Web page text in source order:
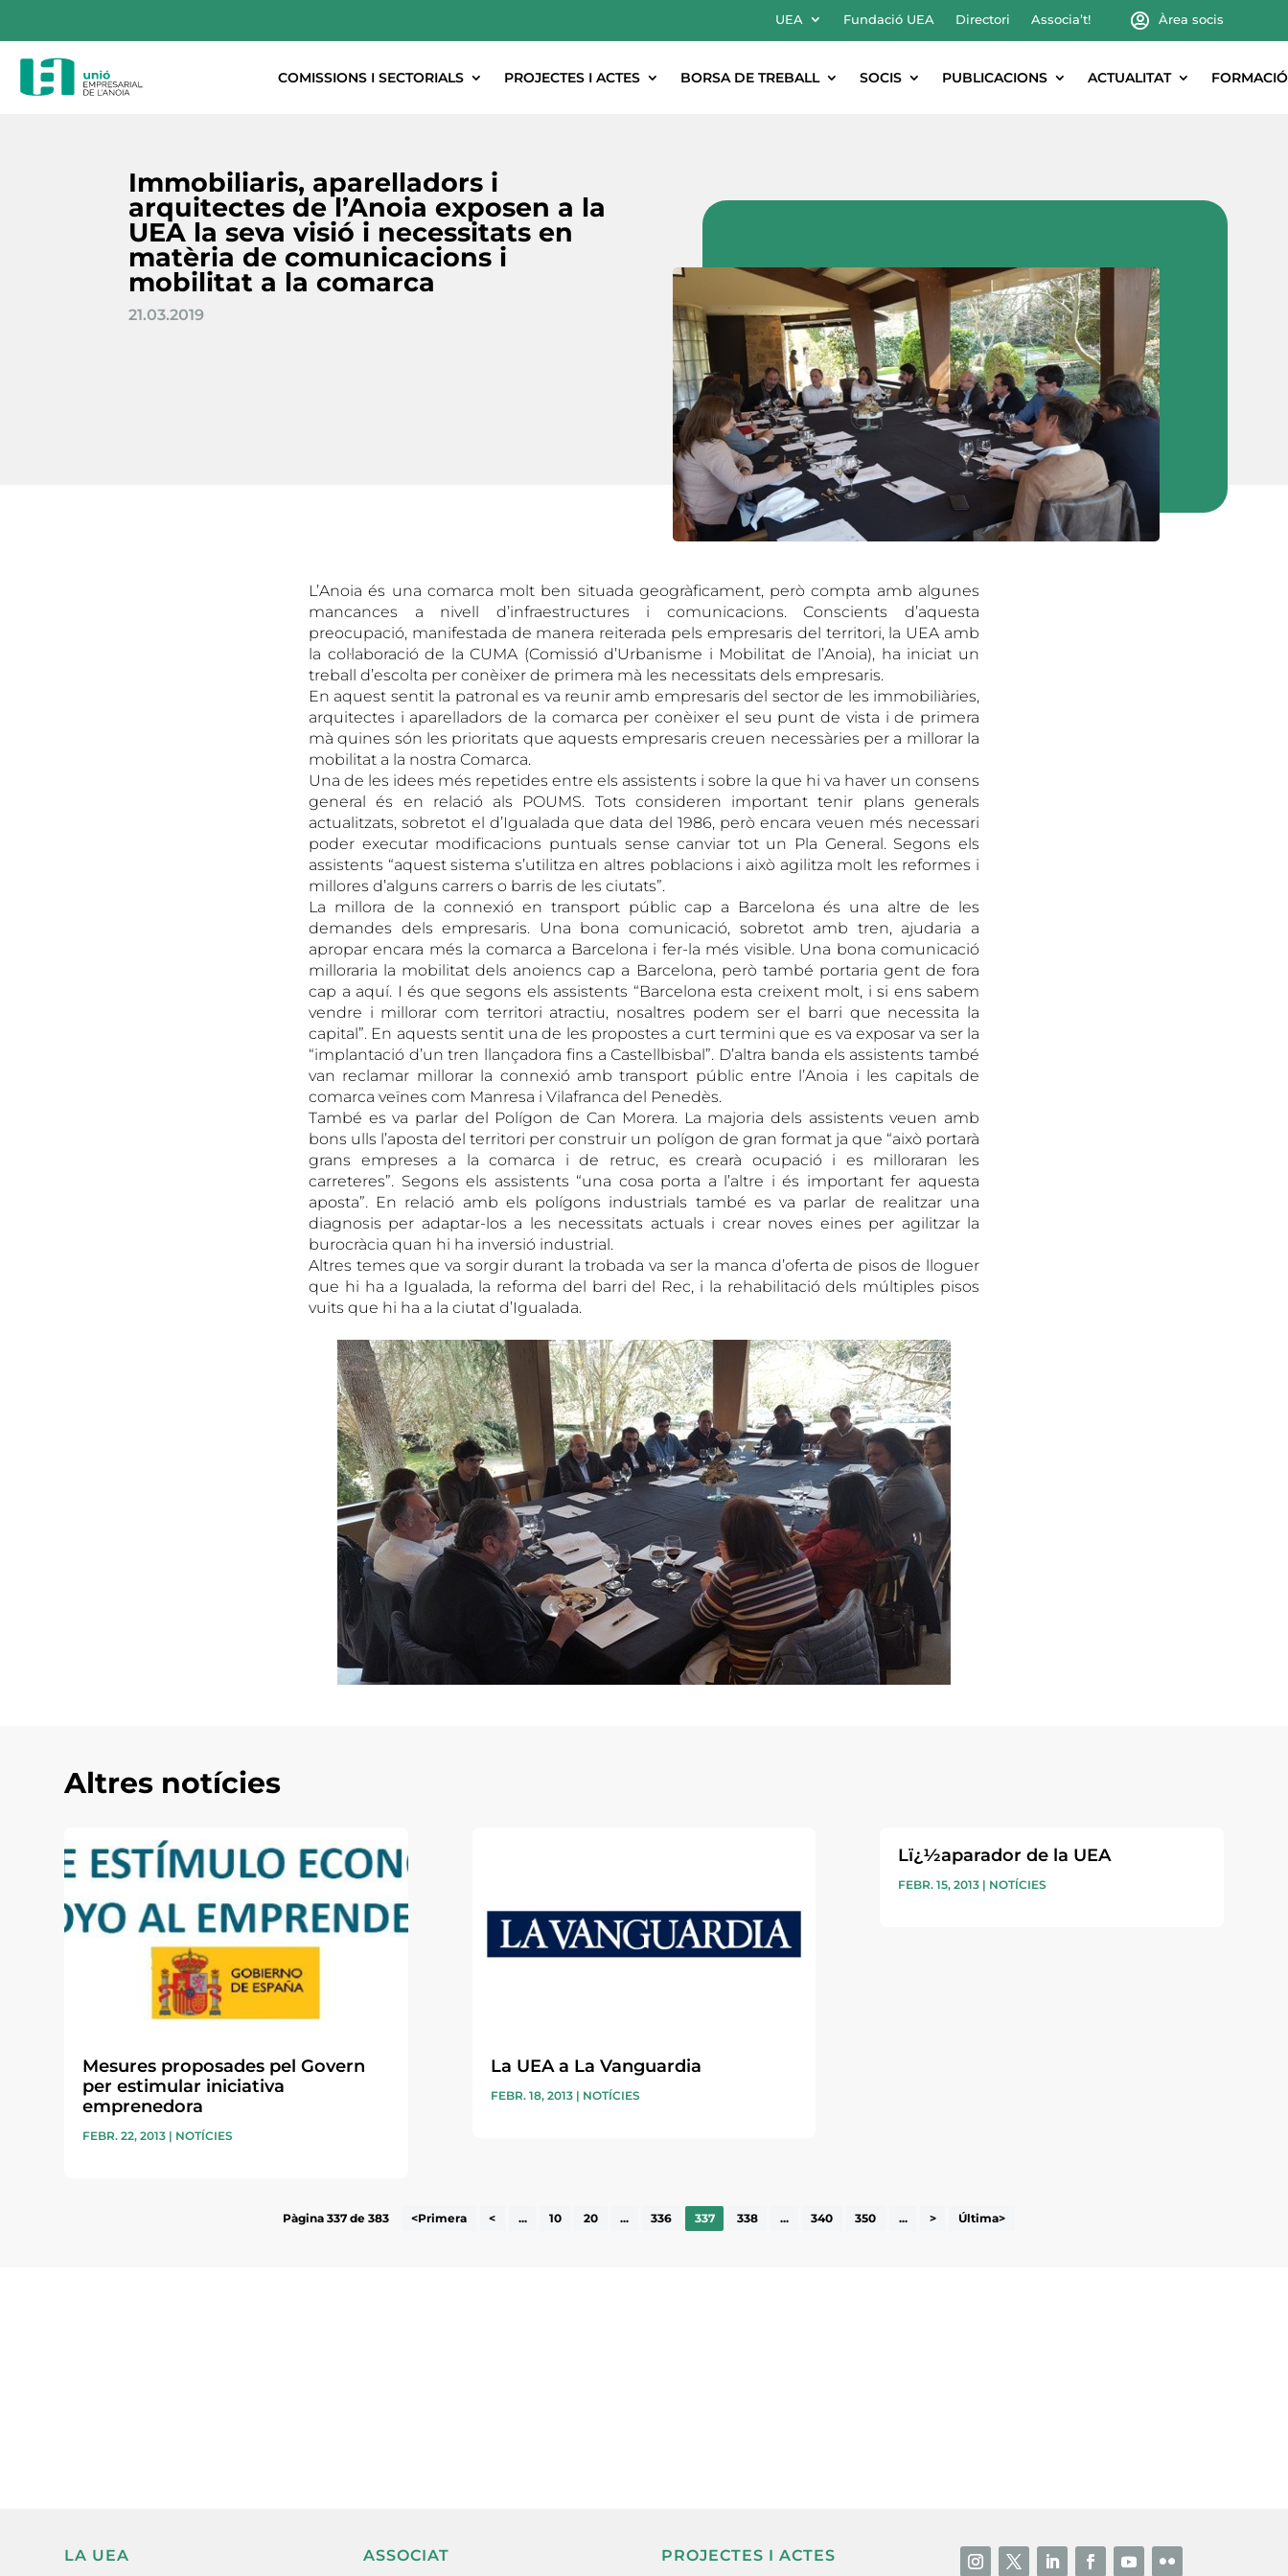
UEA Fundació UEA Directori Associa’t! Àrea socis
COMISSIONS I SECTORIALS PROJECTES I ACTES BORSA DE TREBALL SOCIS PUBLICACIONS ACTUALITAT FORMACIÓ
Immobiliaris, aparelladors i
arquitectes de l’Anoia exposen a la
UEA la seva visió i necessitats en
matèria de comunicacions i
mobilitat a la comarca
21.03.2019
L’Anoia és una comarca molt ben situada geogràficament, però compta amb algunes
mancances a nivell d’infraestructures i comunicacions. Conscients d’aquesta
preocupació, manifestada de manera reiterada pels empresaris del territori, la UEA amb
la col·laboració de la CUMA (Comissió d’Urbanisme i Mobilitat de l’Anoia), ha iniciat un
treball d’escolta per conèixer de primera mà les necessitats dels empresaris.
En aquest sentit la patronal es va reunir amb empresaris del sector de les immobiliàries,
arquitectes i aparelladors de la comarca per conèixer el seu punt de vista i de primera
mà quines són les prioritats que aquests empresaris creuen necessàries per a millorar la
mobilitat a la nostra Comarca.
Una de les idees més repetides entre els assistents i sobre la que hi va haver un consens
general és en relació als POUMS. Tots consideren important tenir plans generals
actualitzats, sobretot el d’Igualada que data del 1986, però encara veuen més necessari
poder executar modificacions puntuals sense canviar tot un Pla General. Segons els
assistents “aquest sistema s’utilitza en altres poblacions i això agilitza molt les reformes i
millores d’alguns carrers o barris de les ciutats”.
La millora de la connexió en transport públic cap a Barcelona és una altre de les
demandes dels empresaris. Una bona comunicació, sobretot amb tren, ajudaria a
apropar encara més la comarca a Barcelona i fer-la més visible. Una bona comunicació
milloraria la mobilitat dels anoiencs cap a Barcelona, però també portaria gent de fora
cap a aquí. I és que segons els assistents “Barcelona esta creixent molt, i si ens sabem
vendre i millorar com territori atractiu, nosaltres podem ser el barri que necessita la
capital”. En aquests sentit una de les propostes a curt termini que es va exposar va ser la
“implantació d’un tren llançadora fins a Castellbisbal”. D’altra banda els assistents també
van reclamar millorar la connexió amb transport públic entre l’Anoia i les capitals de
comarca veïnes com Manresa i Vilafranca del Penedès.
També es va parlar del Polígon de Can Morera. La majoria dels assistents veuen amb
bons ulls l’aposta del territori per construir un polígon de gran format ja que “això portarà
grans empreses a la comarca i de retruc, es crearà ocupació i es milloraran les
carreteres”. Segons els assistents “una cosa porta a l’altre i és important fer aquesta
aposta”. En relació amb els polígons industrials també es va parlar de realitzar una
diagnosis per adaptar-los a les necessitats actuals i crear noves eines per agilitzar la
burocràcia quan hi ha inversió industrial.
Altres temes que va sorgir durant la trobada va ser la manca d’oferta de pisos de lloguer
que hi ha a Igualada, la reforma del barri del Rec, i la rehabilitació dels múltiples pisos
vuits que hi ha a la ciutat d’Igualada.
Altres notícies
Mesures proposades pel Govern
per estimular iniciativa
emprenedora
FEBR. 22, 2013 | NOTÍCIES
La UEA a La Vanguardia
FEBR. 18, 2013| NOTÍCIES
Lï¿½aparador de la UEA
FEBR. 15, 2013| NOTÍCIES
Pàgina 337 de 383 <Primera < ... 10 20 ... 336 337 338 ... 340 350 ... > Última>
LA UEA ASSOCIAT PROJECTES I ACTES